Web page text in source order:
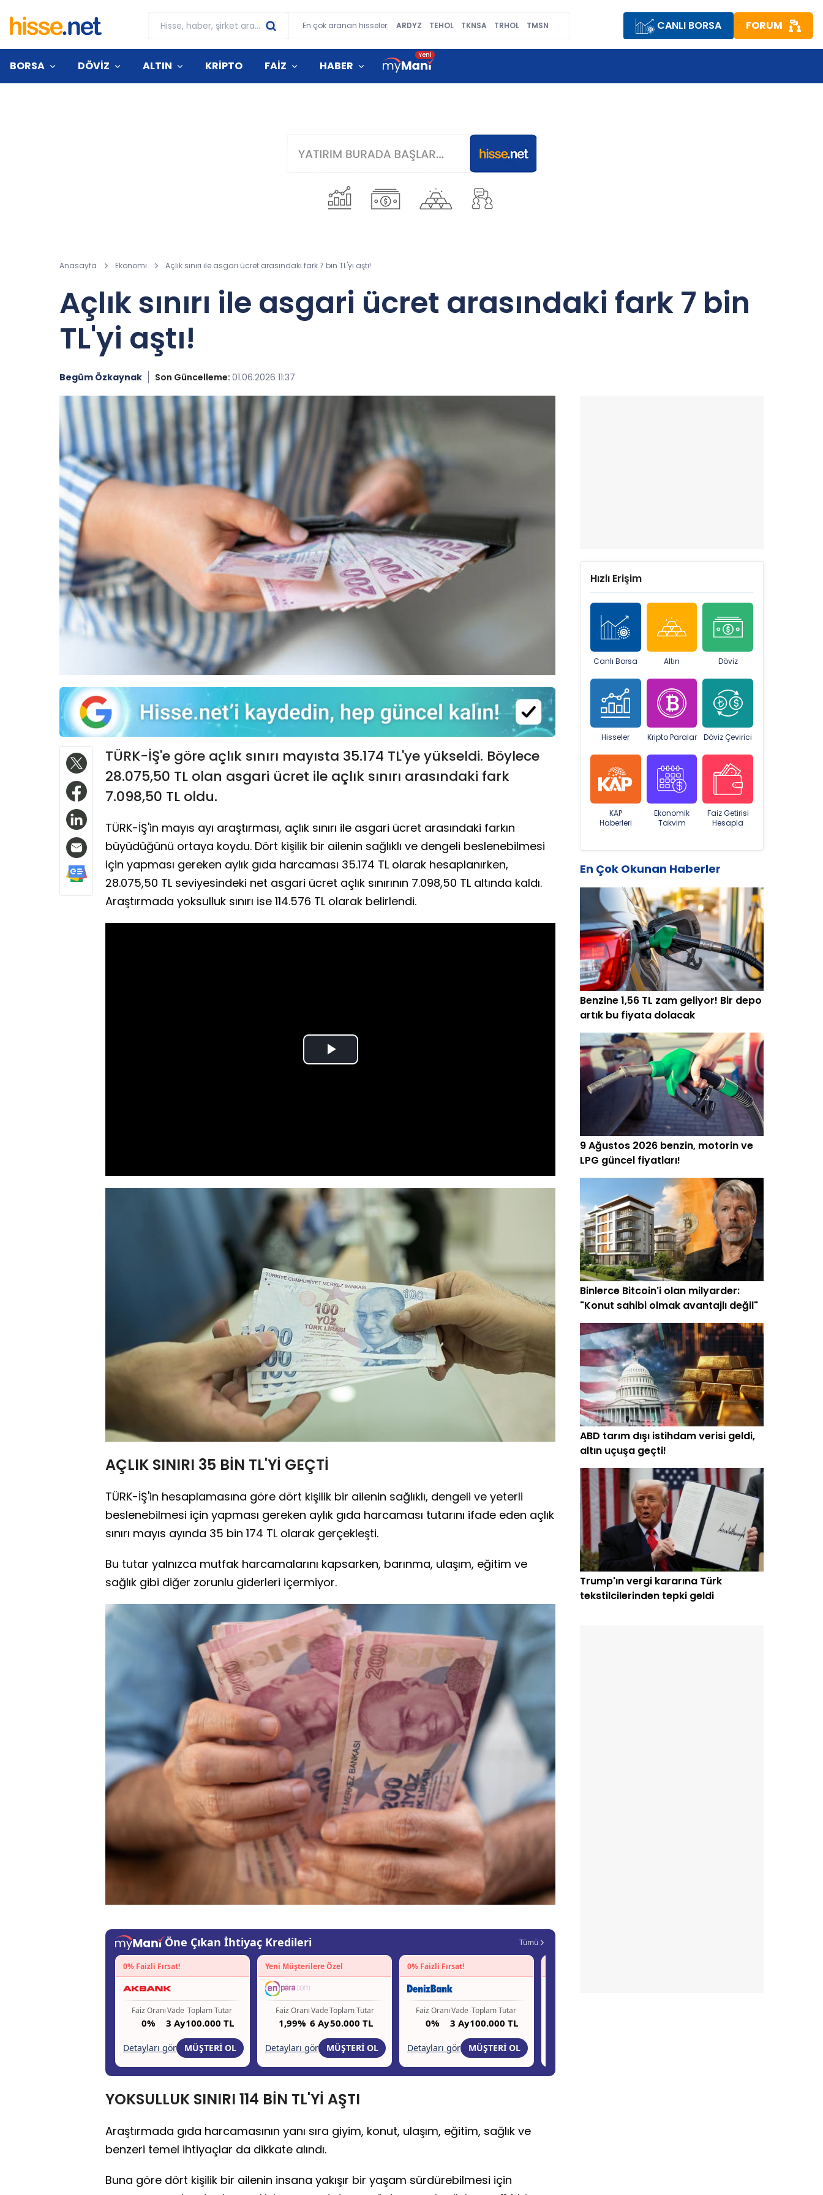
En çok aranan hisseler: ARDYZ TEHOL TKNSA TRHOL TMSN CANLI BORSA FORUM
BORSA DÖVİZ ALTIN KRİPTO FAİZ HABER
Anasayfa Ekonomi Açlık sınırı ile asgari ücret arasındaki fark 7 bin TL'yi aştı!
Açlık sınırı ile asgari ücret arasındaki fark 7 bin
TL'yi aştı!
Begüm Özkaynak Son Güncelleme: 01.06.2026 11:37
TÜRK-İŞ'e göre açlık sınırı mayısta 35.174 TL'ye yükseldi. Böylece
28.075,50 TL olan asgari ücret ile açlık sınırı arasındaki fark
7.098,50 TL oldu.
TÜRK-İŞ'in mayıs ayı araştırması, açlık sınırı ile asgari ücret arasındaki farkın
büyüdüğünü ortaya koydu. Dört kişilik bir ailenin sağlıklı ve dengeli beslenebilmesi
için yapması gereken aylık gıda harcaması 35.174 TL olarak hesaplanırken,
28.075,50 TL seviyesindeki net asgari ücret açlık sınırının 7.098,50 TL altında kaldı.
Araştırmada yoksulluk sınırı ise 114.576 TL olarak belirlendi.
Play
AÇLIK SINIRI 35 BİN TL'Yİ GEÇTİ
TÜRK-İŞ'in hesaplamasına göre dört kişilik bir ailenin sağlıklı, dengeli ve yeterli
beslenebilmesi için yapması gereken aylık gıda harcaması tutarını ifade eden açlık
sınırı mayıs ayında 35 bin 174 TL olarak gerçekleşti.
Bu tutar yalnızca mutfak harcamalarını kapsarken, barınma, ulaşım, eğitim ve
sağlık gibi diğer zorunlu giderleri içermiyor.
YOKSULLUK SINIRI 114 BİN TL'Yİ AŞTI
Araştırmada gıda harcamasının yanı sıra giyim, konut, ulaşım, eğitim, sağlık ve
benzeri temel ihtiyaçlar da dikkate alındı.
Buna göre dört kişilik bir ailenin insana yakışır bir yaşam sürdürebilmesi için
Hızlı Erişim
Canlı Borsa Altın Döviz
Hisseler Kripto Paralar Döviz Çevirici
KAP
Haberleri
Ekonomik
Takvim
Faiz Getirisi
Hesapla
En Çok Okunan Haberler
Benzine 1,56 TL zam geliyor! Bir depo
artık bu fiyata dolacak
9 Ağustos 2026 benzin, motorin ve
LPG güncel fiyatları!
Binlerce Bitcoin'i olan milyarder:
"Konut sahibi olmak avantajlı değil"
ABD tarım dışı istihdam verisi geldi,
altın uçuşa geçti!
Trump'ın vergi kararına Türk
tekstilcilerinden tepki geldi